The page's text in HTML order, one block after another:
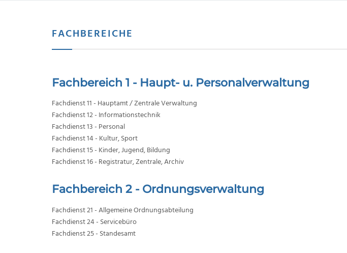
FACHBEREICHE
Fachbereich 1 - Haupt- u. Personalverwaltung
Fachdienst 11 - Hauptamt / Zentrale Verwaltung
Fachdienst 12 - Informationstechnik
Fachdienst 13 - Personal
Fachdienst 14 - Kultur, Sport
Fachdienst 15 - Kinder, Jugend, Bildung
Fachdienst 16 - Registratur, Zentrale, Archiv
Fachbereich 2 - Ordnungsverwaltung
Fachdienst 21 - Allgemeine Ordnungsabteilung
Fachdienst 24 - Servicebüro
Fachdienst 25 - Standesamt